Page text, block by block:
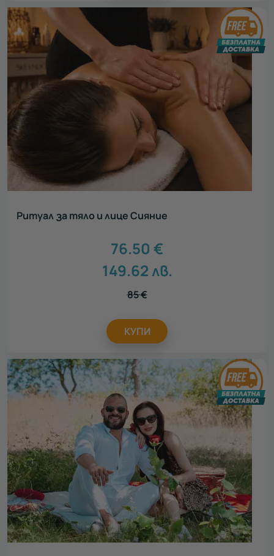
Ритуал за тяло и лице Сияние
76.50 €
149.62лв.
85€
КУПИ